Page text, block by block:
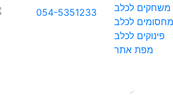
משחקים לכלב
מחסומים לכלב
פינוקים לכלב
מפת אתר
054-5351233